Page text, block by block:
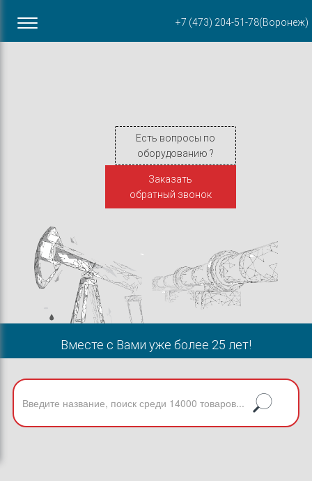
+7 (473) 204-51-78(Воронеж)
ул. Пирогова, 87Б
Есть вопросы по
оборудованию ?
Заказать
обратный звонок
Вместе с Вами уже более 25 лет!